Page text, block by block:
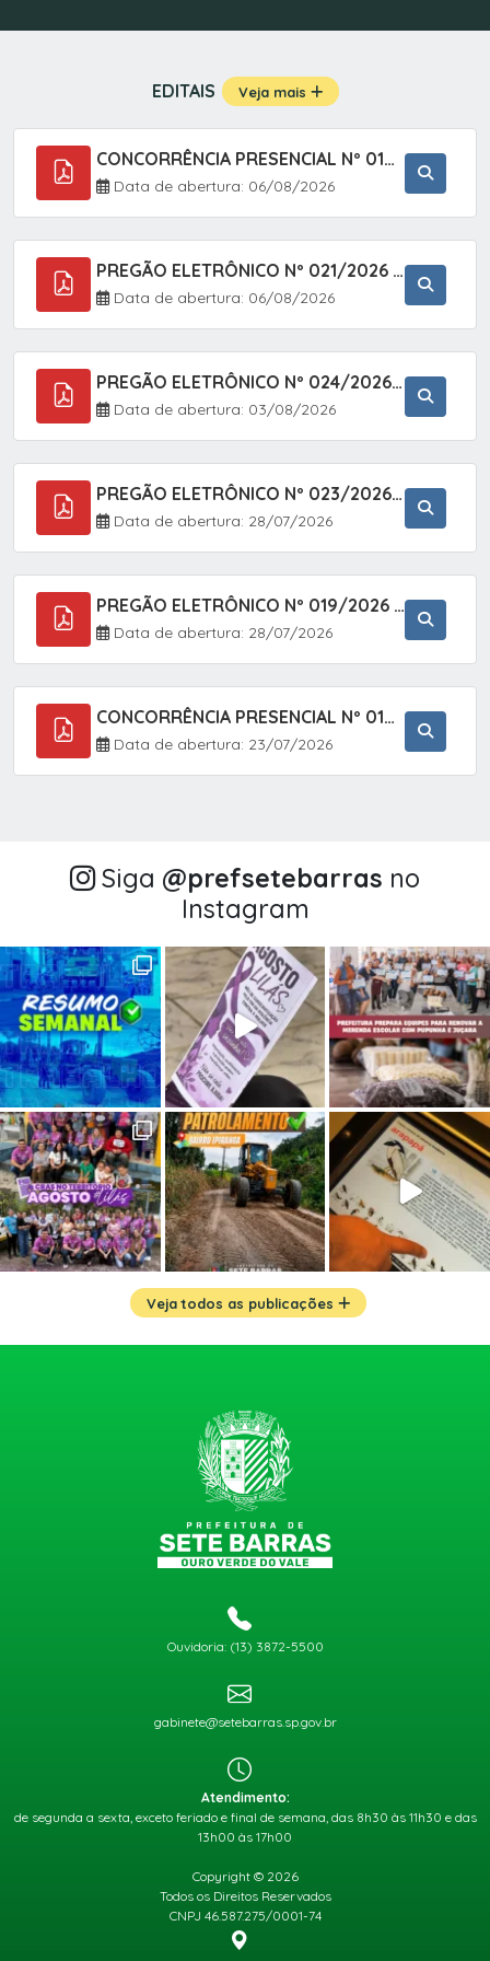
EDITAIS Veja mais
CONCORRÊNCIA PRESENCIAL Nº 019/2025 - PAVIMENTAÇÃO ASFÁLTICA EM TRECHO DA RUA 2 NO BAIRRO VILA SOARES NO MUNICÍPIO DE SETE BARRAS/SP.
Data de abertura: 06/08/2026
PREGÃO ELETRÔNICO Nº 021/2026 - AQUISIÇÃO DE CONTENTORES E CARRINHOS, DESTINADOS A COLETIVA E MANEJO DE RESÍDUOS SÓLIDOS, ATRAVÉS DO SISTEMA DE REGISTRO DE PREÇOS (SRP)
Data de abertura: 06/08/2026
PREGÃO ELETRÔNICO Nº 024/2026 - AQUISIÇÃO DE GÁS MEDICINAL TIPO OXIGÊNIO (1,00 M3, 3,00 M3 E 10,00 M3), EM ATENDIMENTO À SECRETARIA MUNICIPAL DE SAÚDE, ATRAVÉS DO SISTEMA DE REGISTRO DE PREÇOS (SRP)
Data de abertura: 03/08/2026
PREGÃO ELETRÔNICO Nº 023/2026 - AQUISIÇÃO DE ENXOVAL INFANTIL, EM ATENDIMENTO À SECRETARIA MUNICIPAL DE EDUCAÇÃO, ATRAVÉS DO SISTEMA DE REGISTRO DE PREÇOS (SRP).
Data de abertura: 28/07/2026
PREGÃO ELETRÔNICO Nº 019/2026 - CONTRATAÇÃO DE EMPRESA ESPECIALIZADA PARA A PRESTAÇÃO DE SERVIÇOS VETERINÁRIOS CLÍNICOS E CIRÚRGICOS, COM FOCO EM AÇÕES DE SAÚDE PÚBLICA, BEM-ESTAR ANIMAL E CONTROLE POPULACIONAL ÉTICO DE CÃES E GATOS, EM ATENDIMENTO À
Data de abertura: 28/07/2026
CONCORRÊNCIA PRESENCIAL Nº 018/2026 - PAVIMENTAÇÃO ASFÁLTICA NO BAIRRO VOTUPOCA ? ESTRADA DA RAPOSA, NO MUNICÍPIO DE SETE BARRAS/SP
Data de abertura: 23/07/2026
Siga @‌prefsetebarras no
Instagram
Veja todos as publicações
Ouvidoria: (13) 3872-5500
gabinete@setebarras.sp.gov.br
Atendimento:
de segunda a sexta, exceto feriado e final de semana, das 8h30 às 11h30 e das
13h00 às 17h00
Copyright © 2026
Todos os Direitos Reservados
CNPJ 46.587.275/0001-74